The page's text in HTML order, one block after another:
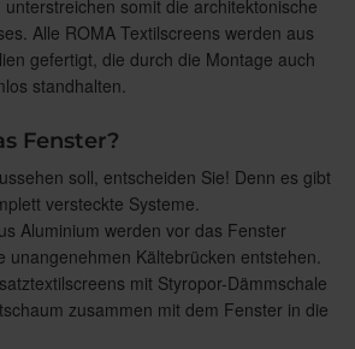
somit die architektonische
Alle ROMA Textilscreens werden aus
gefertigt, die durch die Montage auch
standhalten.
Fenster?
soll, entscheiden Sie! Denn es gibt
versteckte Systeme.
Aluminium werden vor das Fenster
unangenehmen Kältebrücken entstehen.
mit Styropor-Dämmschale
zusammen mit dem Fenster in die